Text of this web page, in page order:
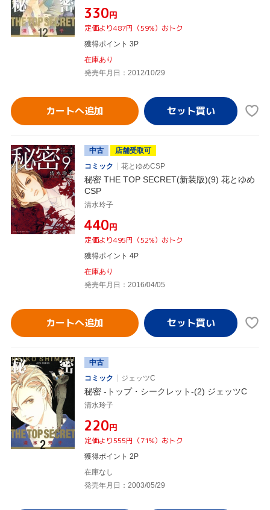
¥330円
定価より487円（59%）おトク
獲得ポイント 3P
在庫あり
発売年月日：2012/10/29
カートへ追加
中古
店舗受取可
コミック
花とゆめCSP
秘密 THE TOP SECRET(新装版)(9) 花とゆめ
CSP
清水玲子
¥440円
定価より495円（52%）おトク
獲得ポイント 4P
在庫あり
発売年月日：2016/04/05
カートへ追加
中古
コミック
ジェッツC
秘密 -トップ・シークレット-(2) ジェッツC
清水玲子
¥220円
定価より555円（71%）おトク
獲得ポイント 2P
在庫なし
発売年月日：2003/05/29